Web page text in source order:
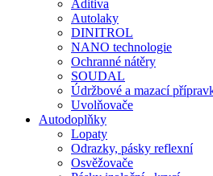
Aditiva
Autolaky
DINITROL
NANO technologie
Ochranné nátěry
SOUDAL
Údržbové a mazací
Uvolňovače
Autodoplňky
Lopaty
Odrazky, pásky reflexní
Osvěžovače